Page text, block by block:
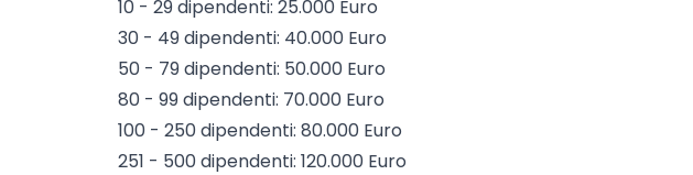
10 - 29 dipendenti: 25.000 Euro
30 - 49 dipendenti: 40.000 Euro
50 - 79 dipendenti: 50.000 Euro
80 - 99 dipendenti: 70.000 Euro
100 - 250 dipendenti: 80.000 Euro
251 - 500 dipendenti: 120.000 Euro